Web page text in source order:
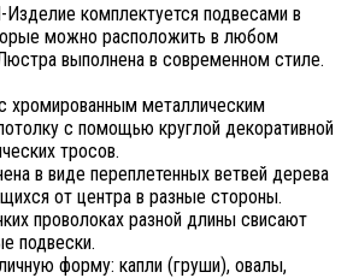
Изделие комплектуется подвесами в
можно расположить в любом
выполнена в современном стиле.
хромированным металлическим
с помощью круглой декоративной
тросов.
в виде переплетенных ветвей дерева
от центра в разные стороны.
проволоках разной длины свисают
подвески.
форму: капли (груши), овалы,